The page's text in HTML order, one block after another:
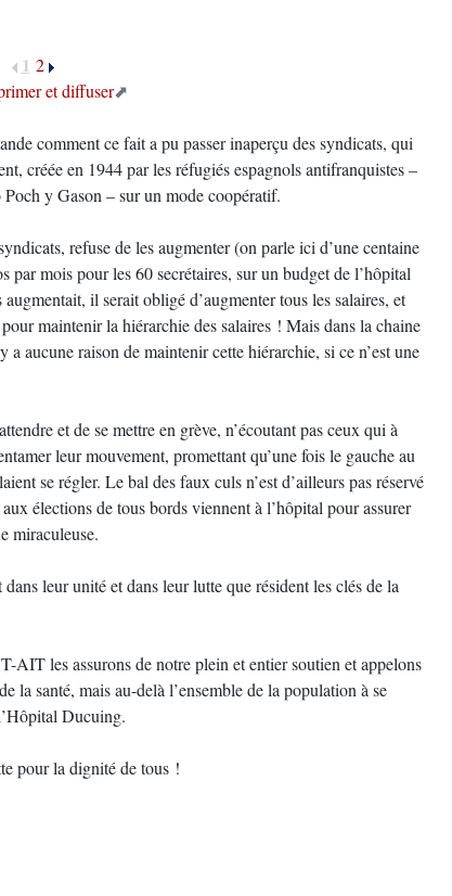
1 2
et diffuser
comment ce fait a pu passer inaperçu des syndicats, qui
créée en 1944 par les réfugiés espagnols antifranquistes –
y Gason – sur un mode coopératif.
refuse de les augmenter (on parle ici d’une centaine
par mois pour les 60 secrétaires, sur un budget de l’hôpital
il serait obligé d’augmenter tous les salaires, et
maintenir la hiérarchie des salaires ! Mais dans la chaine
aucune raison de maintenir cette hiérarchie, si ce n’est une
et de se mettre en grève, n’écoutant pas ceux qui à
leur mouvement, promettant qu’une fois le gauche au
se régler. Le bal des faux culs n’est d’ailleurs pas réservé
élections de tous bords viennent à l’hôpital pour assurer
miraculeuse.
leur unité et dans leur lutte que résident les clés de la
AIT les assurons de notre plein et entier soutien et appelons
la santé, mais au-delà l’ensemble de la population à se
Ducuing.
pour la dignité de tous !